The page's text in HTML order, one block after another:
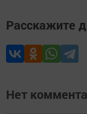
Расскажите
Нет